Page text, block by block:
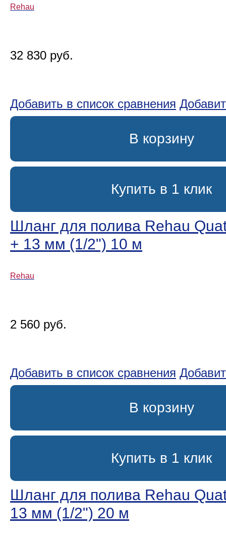
Rehau
32 830 руб.
Добавить в список сравнения
В корзину
Купить в 1 клик
Шланг для полива Rehau
+ 13 мм (1/2ʺ) 10 м
Rehau
2 560 руб.
Добавить в список сравнения
В корзину
Купить в 1 клик
Шланг для полива Rehau
13 мм (1/2ʺ) 20 м